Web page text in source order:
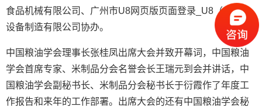
食品机械有限公司、广州市U8网页版页面登录_U8（中国）
设备制造有限公司协办。
中国粮油学会理事长张桂凤出席大会并致开幕词，中国粮油
学会首席专家、米制品分会名誉会长王瑞元到会并讲话，中
国粮油学会副秘书长、米制品分会秘书长于衍霞作了年度工
作报告和来年的工作部署。出席大会的还有中国粮油学会秘